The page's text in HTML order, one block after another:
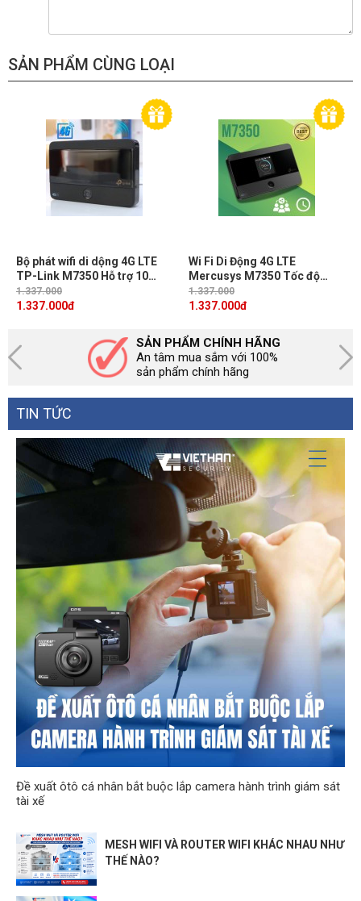
SẢN PHẨM CÙNG LOẠI
Bộ phát wifi di dộng 4G LTE
TP-Link M7350 Hỗ trợ 10
thiết bị kết nối, Pin dung
lượng 2000mAh
1.337.000
1.337.000đ
Wi Fi Di Động 4G LTE
Mercusys M7350 Tốc độ
150Mbps, Pin sạc 2000 mAH,
Màn hình màu TFT 1,4 inch,
1.337.000
1.337.000đ
SẢN PHẨM CHÍNH HÃNG
An tâm mua sắm với 100%
sản phẩm chính hãng
TIN TỨC
Đề xuất ôtô cá nhân bắt buộc lắp camera hành trình giám sát
tài xế
MESH WIFI VÀ ROUTER WIFI KHÁC NHAU NHƯ
THẾ NÀO?